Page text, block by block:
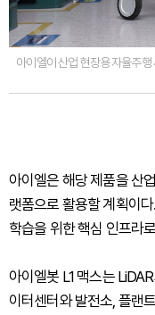
아이엘이 산업 현장용 자율주행
아이엘은 해당 제품을 산
랫폼으로 활용할 계획이
학습을 위한 핵심 인프라
아이엘봇 L1 맥스는
이터센터와 발전소, 플랜